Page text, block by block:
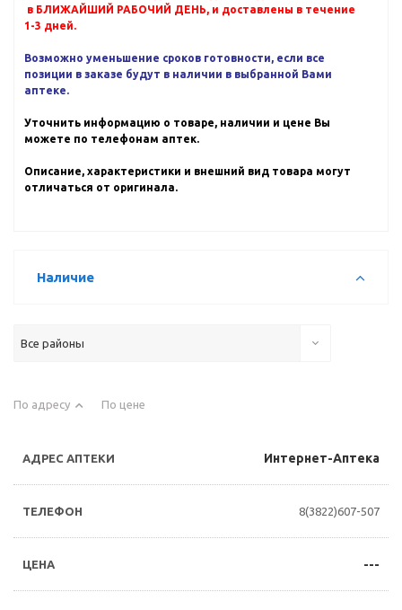
в БЛИЖАЙШИЙ РАБОЧИЙ ДЕНЬ, и доставлены в течение
1-3 дней.
Возможно уменьшение сроков готовности, если все
позиции в заказе будут в наличии в выбранной Вами
аптеке.
Уточнить информацию о товаре, наличии и цене Вы
можете по телефонам аптек.
Описание, характеристики и внешний вид товара могут
отличаться от оригинала.
Наличие
Все районы
По адресу По цене
Интернет-Аптека
8(3822)607-507
---